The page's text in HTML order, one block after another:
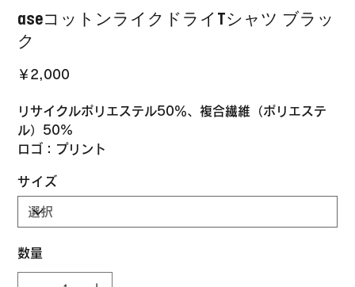
aseコットンライクドライTシャツ ブラッ
ク
格
￥2,000
リサイクルポリエステル50％、複合繊維（ポリエステ
ル）50%
ロゴ：プリント
サイズ
数量